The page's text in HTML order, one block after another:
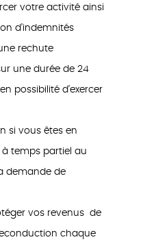
votre activité ainsi
d’indemnités
rechute
une durée de 24
possibilité d’exercer
si vous êtes en
à temps partiel au
demande de
vos revenus de
chaque